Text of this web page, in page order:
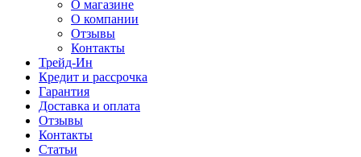
О магазине
О компании
Отзывы
Контакты
Трейд-Ин
Кредит и рассрочка
Гарантия
Доставка и оплата
Отзывы
Контакты
Статьи